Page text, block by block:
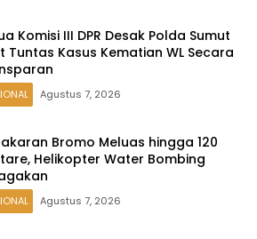
Komisi III DPR Desak Polda Sumut
Tuntas Kasus Kematian WL Secara
Agustus 7, 2026
Bromo Meluas hingga 120
Helikopter Water Bombing
Agustus 7, 2026